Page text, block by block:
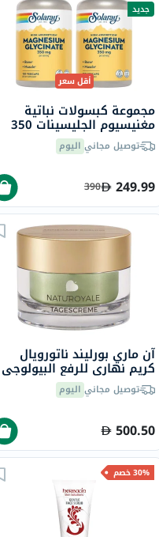
جديد
أقل سعر
مجموعة كبسولات نباتية
مغنيسيوم الجليسينات 350
كبسولة
توصيل مجاني اليوم
249.99
390
آن ماري بورليند ناتورويال
كريم نهاري للرفع البيولوجي
50 ملتوصيل مجاني اليوم
500.50
30% خصم